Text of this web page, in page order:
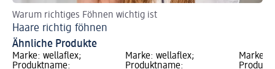
Warum richtiges Föhnen wichtig ist
Haare richtig föhnen
Ähnliche Produkte
Marke: wellaflex;
Produktname:
Marke: wellaflex;
Produktname:
Marke: